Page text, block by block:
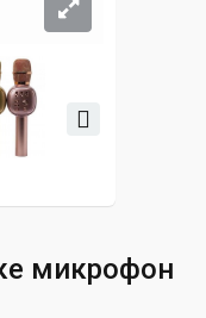
микрофон